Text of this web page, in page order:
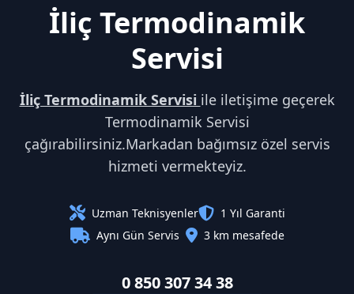
İliç Termodinamik
Servisi
İliç Termodinamik Servisi ile iletişime geçerek
Termodinamik Servisi
çağırabilirsiniz.Markadan bağımsız özel servis
hizmeti vermekteyiz.
Uzman Teknisyenler
1 Yıl Garanti
Aynı Gün Servis
3 km mesafede
0 850 307 34 38